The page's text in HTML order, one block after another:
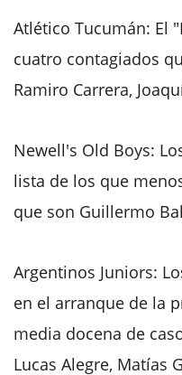
Atlético Tucumán: El
cuatro contagiados
Ramiro Carrera,
Newell's Old Boys:
lista de los que
que son Guillermo
Argentinos Juniors:
en el arranque de la
media docena de
Lucas Alegre, Matías